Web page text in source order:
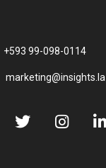
+593 99-098-0114
marketing@insights.la